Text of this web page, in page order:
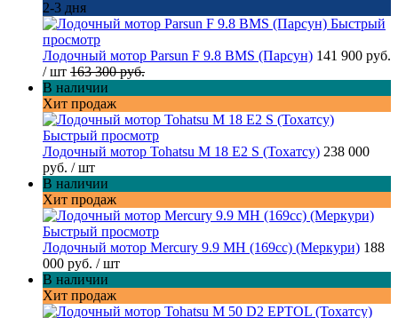
2-3 дня
Быстрый
просмотр
Лодочный мотор Parsun F 9.8 BMS (Парсун) 141 900 руб.
/ шт 163 300 руб.
В наличии
Хит продаж
Быстрый просмотр
Лодочный мотор Tohatsu M 18 E2 S (Тохатсу) 238 000
руб. / шт
В наличии
Хит продаж
Быстрый просмотр
Лодочный мотор Mercury 9.9 MH (169cc) (Меркури) 188
000 руб. / шт
В наличии
Хит продаж